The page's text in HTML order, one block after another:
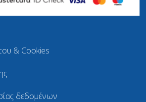
& Cookies
δεδομένων